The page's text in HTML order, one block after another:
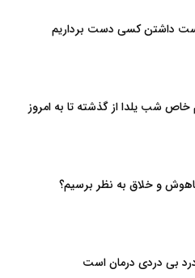
داشتن کسی دست برداریم
شب یلدا از گذشته تا به امروز
و خلاق به نظر برسیم؟
بی دردی درمان است